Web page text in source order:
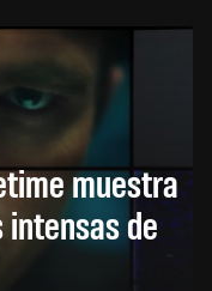
muestra
de